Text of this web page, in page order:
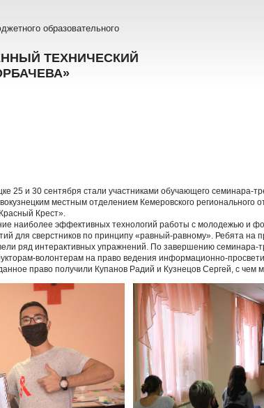
образовательного
ТЕХНИЧЕСКИЙ
25 и 30 сентября стали участниками обучающего семинара-
местным отделением Кемеровского регионального
Крест».
наиболее эффективных технологий работы с молодежью и
для сверстников по принципу «равный-равному». Ребята на
ряд интерактивных упражнений. По завершению семинара-
волонтерам на право ведения информационно-
право получили Купанов Радий и Кузнецов Сергей, с чем